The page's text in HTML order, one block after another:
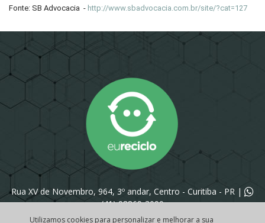
Fonte: SB Advocacia - http://www.sbadvocacia.com.br/site/?cat=127
Rua XV de Novembro, 964, 3º andar, Centro - Curitiba - PR |
(41) 98869-3090
Utilizamos cookies para personalizar e melhorar a sua